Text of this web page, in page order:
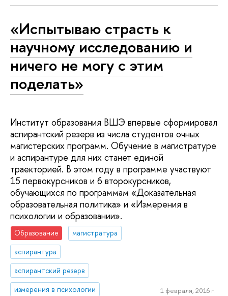
«Испытываю страсть к
научному исследованию и
ничего не могу с этим
поделать»
Институт образования ВШЭ впервые сформировал
аспирантский резерв из числа студентов очных
магистерских программ. Обучение в магистратуре
и аспирантуре для них станет единой
траекторией. В этом году в программе участвуют
15 первокурсников и 6 второкурсников,
обучающихся по программам «Доказательная
образовательная политика» и «Измерения в
психологии и образовании».
Образование
магистратура
аспирантура
аспирантский резерв
измерения в психологии
1 февраля, 2016 г.